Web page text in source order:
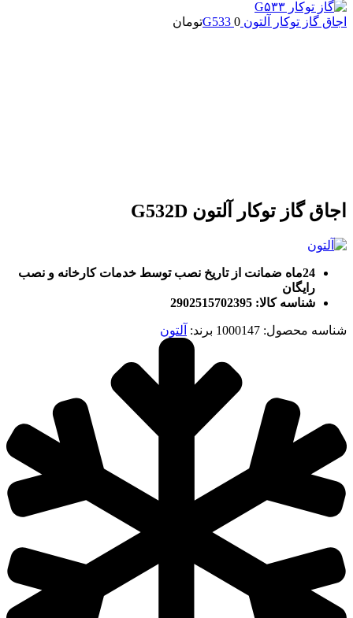
اجاق گاز توکار آلتون G533 0 تومان
اجاق گاز توکار آلتون G532D
24ماه ضمانت از تاریخ نصب توسط خدمات کارخانه و نصب
رایگان
شناسه کالا: 2902515702395
شناسه محصول: 1000147 برند: آلتون